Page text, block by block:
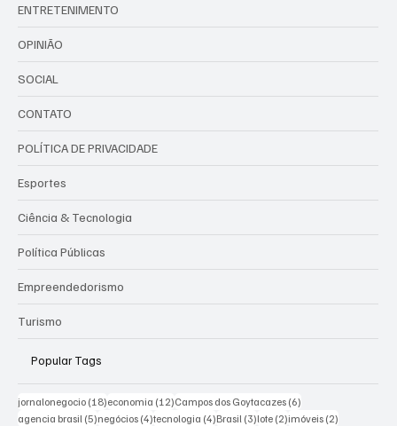
ENTRETENIMENTO
OPINIÃO
SOCIAL
CONTATO
POLÍTICA DE PRIVACIDADE
Esportes
Ciência & Tecnologia
Política Públicas
Empreendedorismo
Turismo
Popular Tags
jornalonegocio (18)18 posts
economia (12)12 posts
Campos dos Goytacazes (6)
agencia brasil (5)5 posts
negócios (4)4 posts
tecnologia (4)4 posts
Brasil (3)3 posts
lote (2)2 posts
imóveis (2)